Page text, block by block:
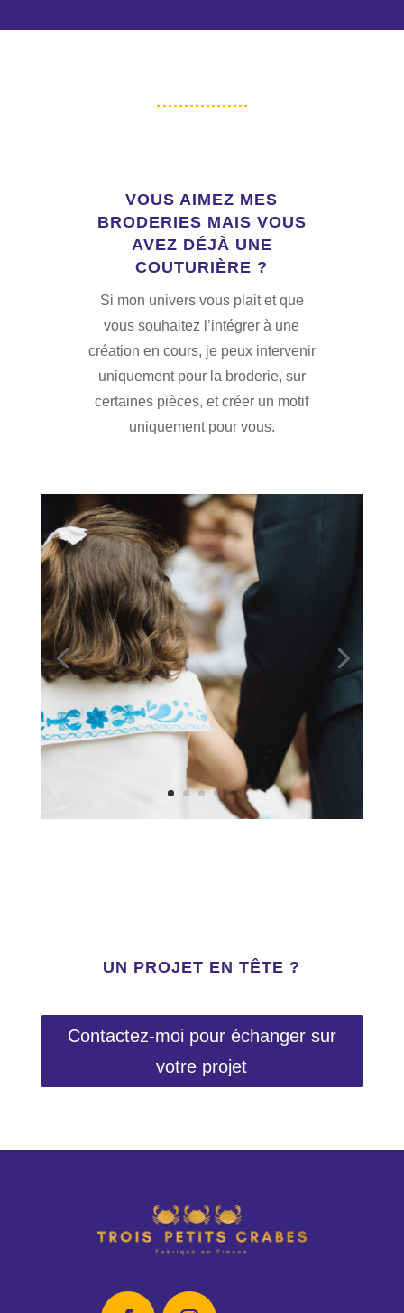
VOUS AIMEZ MES
BRODERIES MAIS VOUS
AVEZ DÉJÀ UNE
COUTURIÈRE ?
Si mon univers vous plait et que
vous souhaitez l’intégrer à une
création en cours, je peux intervenir
uniquement pour la broderie, sur
certaines pièces, et créer un motif
uniquement pour vous.
UN PROJET EN TÊTE ?
Contactez-moi pour échanger sur
votre projet